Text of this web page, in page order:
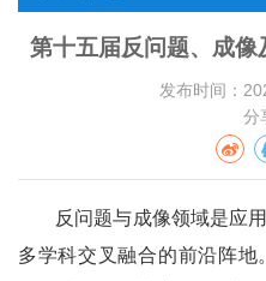
第十五届反问题、成
发布时间：
分
反问题与成像领域是应
多学科交叉融合的前沿阵地